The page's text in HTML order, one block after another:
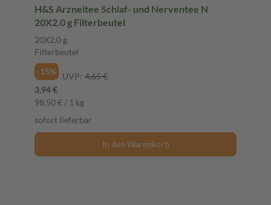
H&S Arzneitee Schlaf- und Nerventee N
20X2.0 g Filterbeutel
20X2.0 g
Filterbeutel
-15%
UVP: 4,65 €
3,94 €
98,50 € / 1 kg
sofort lieferbar
In den Warenkorb